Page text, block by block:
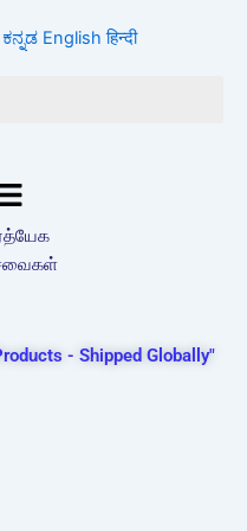
ಕನ್ನಡ English हिन्दी
- Shipped Globally"